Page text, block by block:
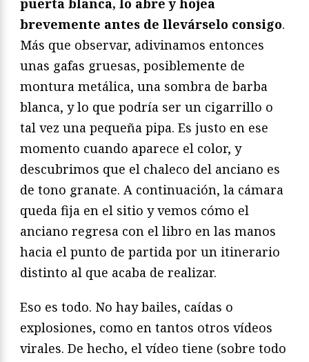
puerta blanca, lo abre y hojea
brevemente antes de llevárselo consigo.
Más que observar, adivinamos entonces
unas gafas gruesas, posiblemente de
montura metálica, una sombra de barba
blanca, y lo que podría ser un cigarrillo o
tal vez una pequeña pipa. Es justo en ese
momento cuando aparece el color, y
descubrimos que el chaleco del anciano es
de tono granate. A continuación, la cámara
queda fija en el sitio y vemos cómo el
anciano regresa con el libro en las manos
hacia el punto de partida por un itinerario
distinto al que acaba de realizar.
Eso es todo. No hay bailes, caídas o
explosiones, como en tantos otros vídeos
virales. De hecho, el vídeo tiene (sobre todo